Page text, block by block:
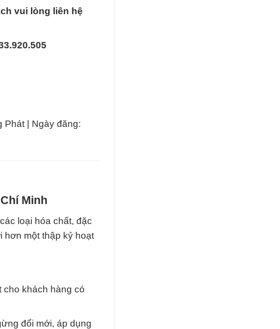
vui lòng liên hệ
Phát | Ngày đăng:
Minh
loại hóa chất, đặc
hơn một thập kỷ hoạt
cho khách hàng có
đổi mới, áp dụng